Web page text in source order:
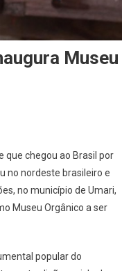
Museu
que chegou ao Brasil por
no nordeste brasileiro e
no município de Umari,
Museu Orgânico a ser
popular do